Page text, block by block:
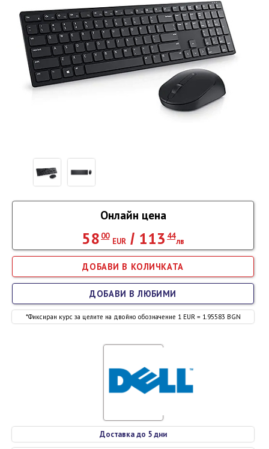
Доставка до 5 дни
Онлайн цена
58 00
EUR / 113 44
лв
*Фиксиран курс за целите на двойно обозначение 1 EUR = 1.95583 BGN
ДОБАВИ В ЛЮБИМИ